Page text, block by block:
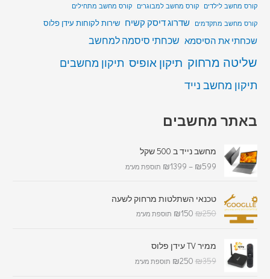
קורס מחשב לילדים
קורס מחשב למבוגרים
קורס מחשב מתחילים
קורס מחשב מתקדמים
שדרוג דיסק קשיח שירות לקוחות עידן פלוס
שכחתי את הסיסמא שכחתי סיסמה למחשב
שליטה מרחוק תיקון אופיס תיקון מחשבים
תיקון מחשב נייד
באתר מחשבים
מחשב נייד ב 500 שקל
₪599
–
₪1399 תוספת מע"מ
טכנאי השתלטות מרחוק לשעה
₪250
₪150 תוספת מע"מ
ממיר TV עידן פלוס
₪359
₪250 תוספת מע"מ